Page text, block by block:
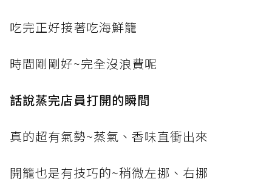
吃完正好接著吃海鮮籠
時間剛剛好~完全沒浪費呢
話說蒸完店員打開的瞬間
真的超有氣勢~蒸氣、香味直衝出來
開籠也是有技巧的~稍微左挪、右挪